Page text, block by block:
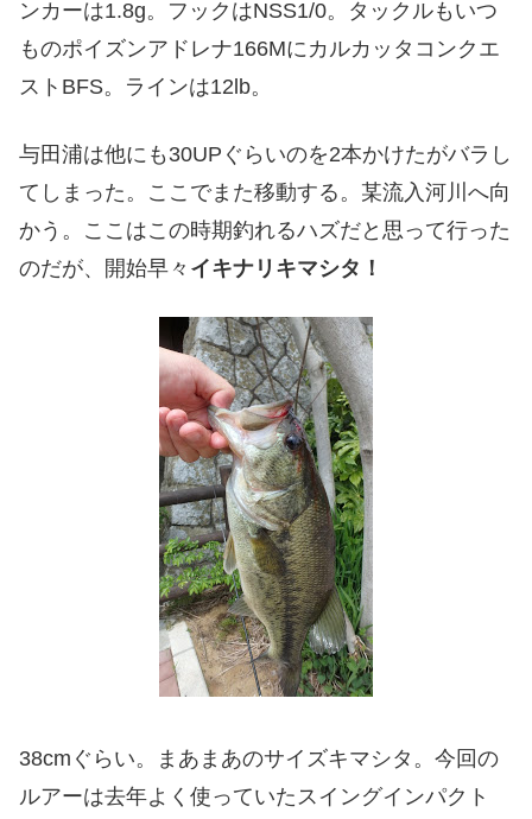
ンカーは1.8g。フックはNSS1/0。タックルもいつ
ものポイズンアドレナ166Mにカルカッタコンクエ
ストBFS。ラインは12lb。
与田浦は他にも30UPぐらいのを2本かけたがバラし
てしまった。ここでまた移動する。某流入河川へ向
かう。ここはこの時期釣れるハズだと思って行った
のだが、開始早々 イキナリキマシタ！
38cmぐらい。まあまあのサイズキマシタ。今回の
ルアーは去年よく使っていたスイングインパクト